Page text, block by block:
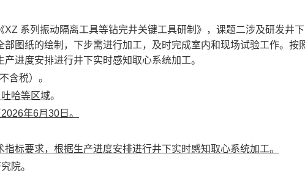
系列振动隔离工具等钻完井关键工具研制》，课题二涉及研发井
图纸的绘制，下步需进行加工，及时完成室内和现场试验工作。按
进度安排进行井下实时感知取心系统加工。
含税）。
哈等区域。
年6月30日。
标要求，根据生产进度安排进行井下实时感知取心系统加工。
院。